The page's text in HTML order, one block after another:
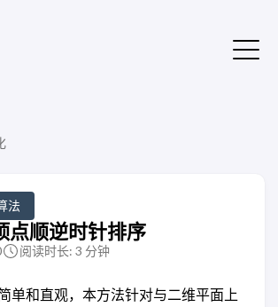
法
点顺逆时针排序
阅读时长: 3 分钟
单和直观，本方法针对与二维平面上